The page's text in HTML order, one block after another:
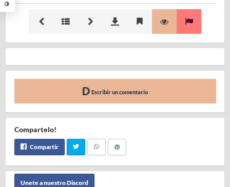
Escribir un comentario
Compartelo!
Compartir
Unete a nuestro Discord